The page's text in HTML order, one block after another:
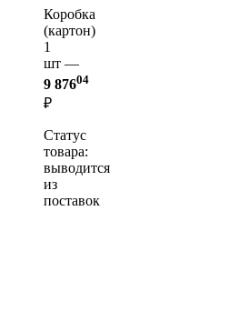
Коробка
(картон)
1
шт —
9 87604
₽
Статус
товара:
выводится
из
поставок